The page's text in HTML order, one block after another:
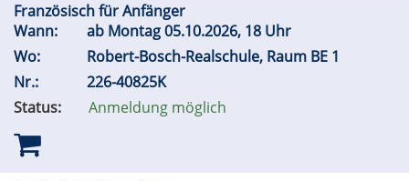
Französisch für Anfänger
Wann:
ab Montag 05.10.2026, 18 Uhr
Wo:
Robert-Bosch-Realschule, Raum BE 1
Nr.:
226-40825K
Status:
Anmeldung möglich